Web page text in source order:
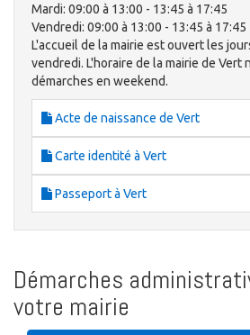
Mardi: 09:00 à 13:00 - 13:45 à 17:45
Vendredi: 09:00 à 13:00 - 13:45 à 17:45
L'accueil de la mairie est ouvert les
vendredi. L'horaire de la mairie de Vert
démarches en weekend.
Acte de naissance de Vert
Carte identité à Vert
Passeport à Vert
Démarches
votre mairie